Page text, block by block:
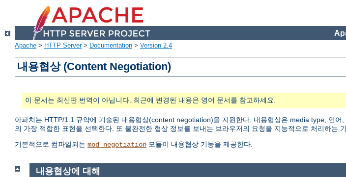
Apache > HTTP Server> Documentation > Version 2.4
내용협상 (Content Negotiation)
이 문서는 최신판 번역이 아닙니다. 최근에 변경된 내용은 영어 문서를 참고하세요.
아파치는 HTTP/1.1 규약에 기술된 내용협상(content negotiation)을 지원한다. 내용협상은 media type, 언
의 가장 적합한 표현을 선택한다. 또 불완전한 협상 정보를 보내는 브라우저의 요청을 지능적으로 처리하는
기본적으로 컴파일되는 mod_negotiation 모듈이 내용협상 기능을 제공한다.
내용협상에 대해